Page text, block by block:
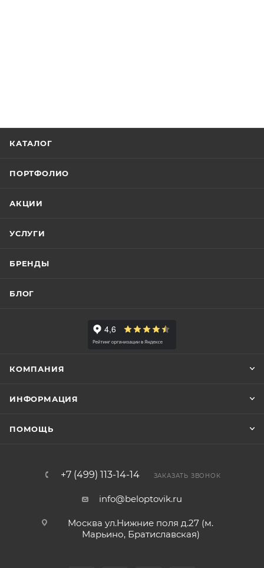
КАТАЛОГ
ПОРТФОЛИО
АКЦИИ
УСЛУГИ
БРЕНДЫ
БЛОГ
КОМПАНИЯ
ИНФОРМАЦИЯ
ПОМОЩЬ
+7 (499) 113-14-14 ЗАКАЗАТЬ ЗВОНОК
info@beloptovik.ru
Москва ул.Нижние поля д.27 (м.
Марьино, Братиславская)